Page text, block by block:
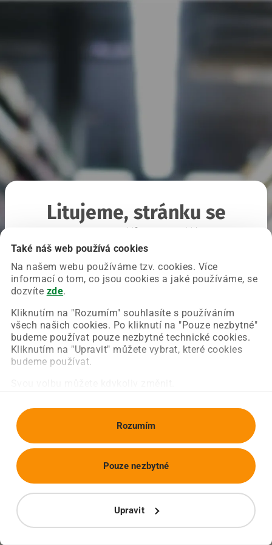
Také náš web používá cookies
Na našem webu používáme tzv. cookies. Více
informací o tom, co jsou cookies a jaké používáme, se
dozvíte zde.
Kliknutím na "Rozumím" souhlasíte s používáním
všech našich cookies. Po kliknutí na "Pouze nezbytné"
budeme používat pouze nezbytné technické cookies.
Kliknutím na "Upravit" můžete vybrat, které cookies
budeme používat.
Rozumím
Upravit
Pouze nezbytné
Litujeme, stránku se
Chyba nastala na naší straně a už ji opravujeme.
Zkuste prosím znovu načíst požadovanou stránku.
Obnovit stránku Úvodní strana